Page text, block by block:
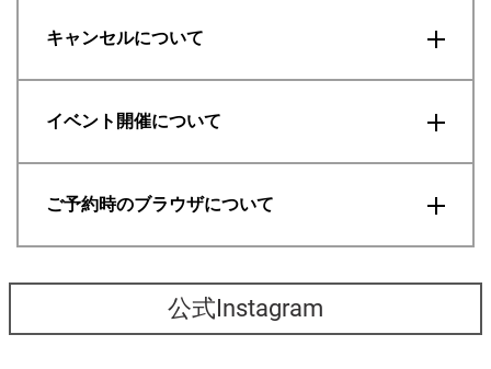
キャンセルについて
イベント開催について
ご予約時のブラウザについて
公式Instagram